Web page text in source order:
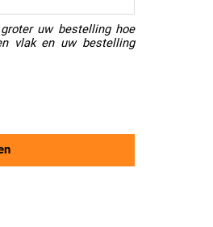
uw bestelling hoe
vlak en uw bestelling